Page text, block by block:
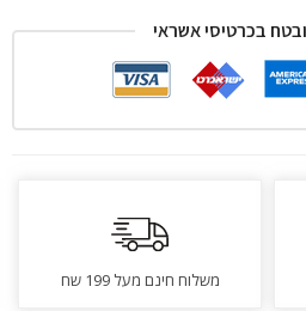
בכרטיסי אשראי
משלוח חינם מעל 199 שח